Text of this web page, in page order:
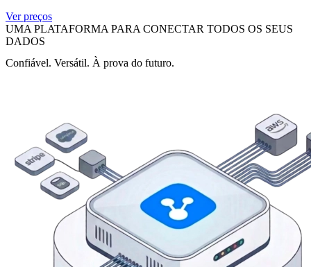
Ver preços
UMA PLATAFORMA PARA CONECTAR TODOS OS SEUS
DADOS
Confiável. Versátil. À prova do futuro.